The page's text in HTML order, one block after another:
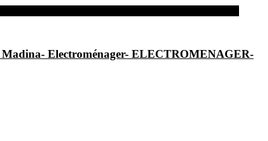
Electroménager- ELECTROMENAGER-